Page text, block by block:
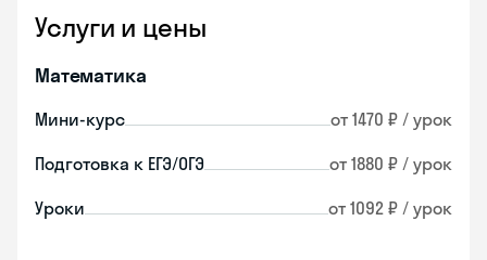
Услуги и цены
Математика
Мини-курс от 1470 ₽ / урок
Подготовка к ЕГЭ/ОГЭ от 1880 ₽ / урок
Уроки от 1092 ₽ / урок